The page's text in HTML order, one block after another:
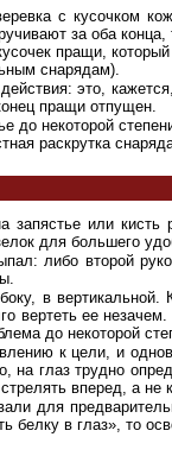
с
за оба
пращи,
снарядам).
это,
пращи отпущен.
до некоторой
раскрутка
или
для большего
либо второй
в
вертеть ее
до некоторой
к цели, и
глаз трудно
вперед, а не
для
белку в глаз», то